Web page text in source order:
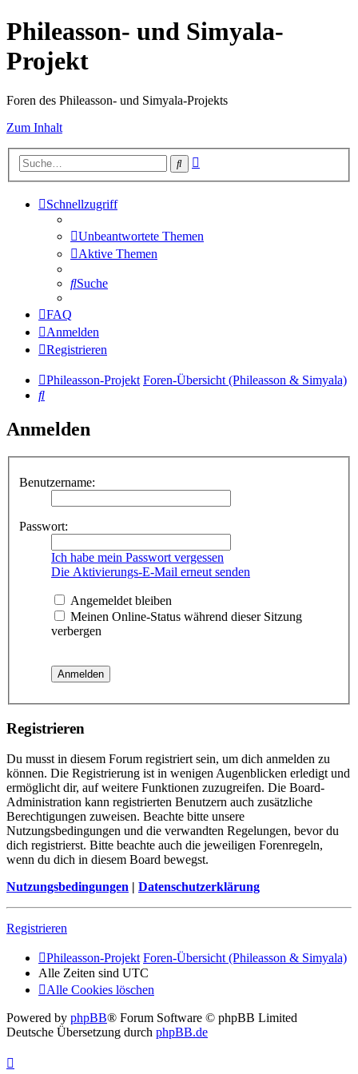
Phileasson- und Simyala-
Projekt
Foren des Phileasson- und Simyala-Projekts
Zum Inhalt
Suche
Schnellzugriff
Unbeantwortete Themen
Aktive Themen
Suche
FAQ
Anmelden
Registrieren
Phileasson-Projekt Foren-Übersicht (Phileasson & Simyala)
Suche
Anmelden
Benutzername:
Passwort:
Ich habe mein Passwort vergessen
Die Aktivierungs-E-Mail erneut senden
Angemeldet bleiben
Meinen Online-Status während dieser Sitzung
verbergen
Registrieren
Du musst in diesem Forum registriert sein, um dich anmelden zu
können. Die Registrierung ist in wenigen Augenblicken erledigt und
ermöglicht dir, auf weitere Funktionen zuzugreifen. Die Board-
Administration kann registrierten Benutzern auch zusätzliche
Berechtigungen zuweisen. Beachte bitte unsere
Nutzungsbedingungen und die verwandten Regelungen, bevor du
dich registrierst. Bitte beachte auch die jeweiligen Forenregeln,
wenn du dich in diesem Board bewegst.
Nutzungsbedingungen | Datenschutzerklärung
Registrieren
Phileasson-Projekt Foren-Übersicht (Phileasson & Simyala)
Alle Zeiten sind UTC
Alle Cookies löschen
Powered by phpBB® Forum Software © phpBB Limited
Deutsche Übersetzung durch phpBB.de